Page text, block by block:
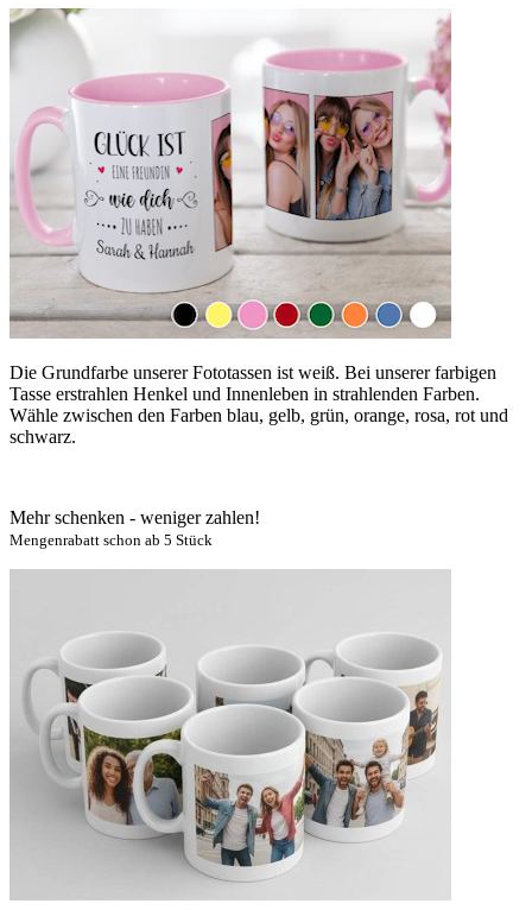
Die Grundfarbe unserer Fototassen ist weiß. Bei unserer farbigen
Tasse erstrahlen Henkel und Innenleben in strahlenden Farben.
Wähle zwischen den Farben blau, gelb, grün, orange, rosa, rot und
schwarz.
Mehr schenken - weniger zahlen!
Mengenrabatt schon ab 5 Stück